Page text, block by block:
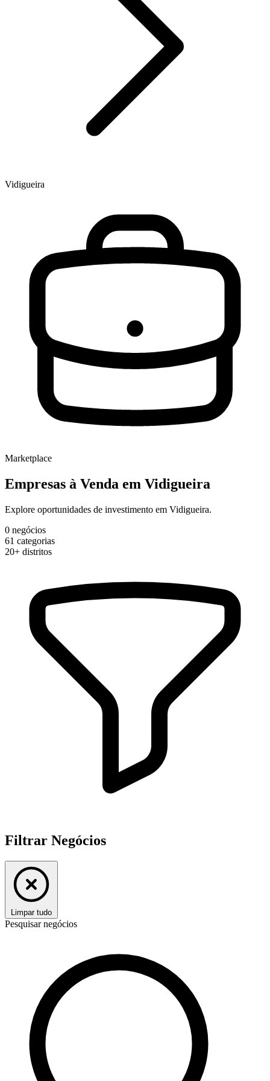
Vidigueira
Marketplace
Empresas à Venda em Vidigueira
Explore oportunidades de investimento em Vidigueira.
0 negócios
61 categorias
20+ distritos
Filtrar Negócios
Limpar tudo
Pesquisar negócios